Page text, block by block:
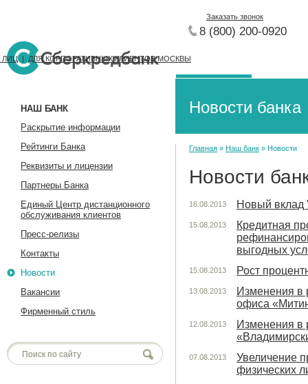
8 (800) 200-0920
Заказать звонок
ЛИЦ | ДЛЯ КОРПОРАТИВНЫХ КЛИЕНТОВ МОСКВЫ
Новости банка
НАШ БАНК
Раскрытие информации
Рейтинги Банка
Реквизиты и лицензии
Партнеры Банка
Единый Центр дистанционного
обслуживания клиентов
Пресс-релизы
Контакты
Новости
Вакансии
Фирменный стиль
Главная » Наш банк » Новости
Новости
16.08.2013 Новый вклад
15.08.2013
Кредитная
выгодных
15.08.2013 Рост
13.08.2013
Изменения в
офиса
12.08.2013
Изменения в
07.08.2013
Увеличение
физических